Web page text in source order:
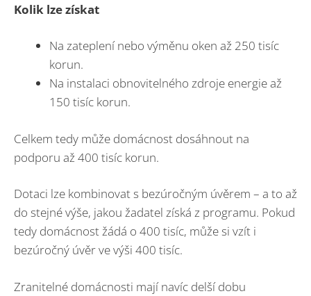
Kolik lze získat
Na zateplení nebo výměnu oken až 250 tisíc
korun.
Na instalaci obnovitelného zdroje energie až
150 tisíc korun.
Celkem tedy může domácnost dosáhnout na
podporu až 400 tisíc korun.
Dotaci lze kombinovat s bezúročným úvěrem – a to až
do stejné výše, jakou žadatel získá z programu. Pokud
tedy domácnost žádá o 400 tisíc, může si vzít i
bezúročný úvěr ve výši 400 tisíc.
Zranitelné domácnosti mají navíc delší dobu